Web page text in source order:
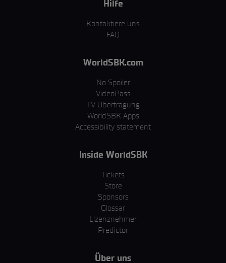
Hilfe
Kontaktiere uns
FAQ
WorldSBK.com
No Spoiler
VideoPass
TV Übertragung
WorldSBK Apps
Accessibility statement
Inside WorldSBK
Tickets
Store
Sponsors
Glossar
Lizenznehmer
Predictor
Über uns